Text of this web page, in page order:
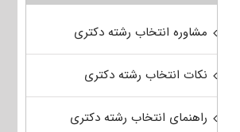
مشاوره انتخاب رشته دکتری
نکات انتخاب رشته دکتری
راهنمای انتخاب رشته دکتری